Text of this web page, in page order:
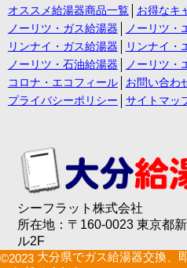
オススメ給湯器商品一覧
お得なキ
ノーリツ・ガス給湯器
ノーリツ・
リンナイ・ガス給湯器
リンナイ・
ノーリツ・石油給湯器
ノーリツ・
コロナ・エコフィール
お問い合わ
プライバシーポリシー
サイトマッ
シーフラット株式会社
所在地：〒160-0023 東京都
ル2F
©2023 大分県でガス給湯器交換、